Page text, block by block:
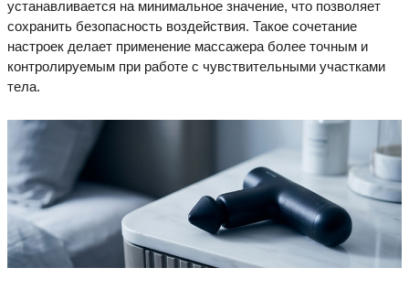
устанавливается на минимальное значение, что позволяет
сохранить безопасность воздействия. Такое сочетание
настроек делает применение массажера более точным и
контролируемым при работе с чувствительными участками
тела.